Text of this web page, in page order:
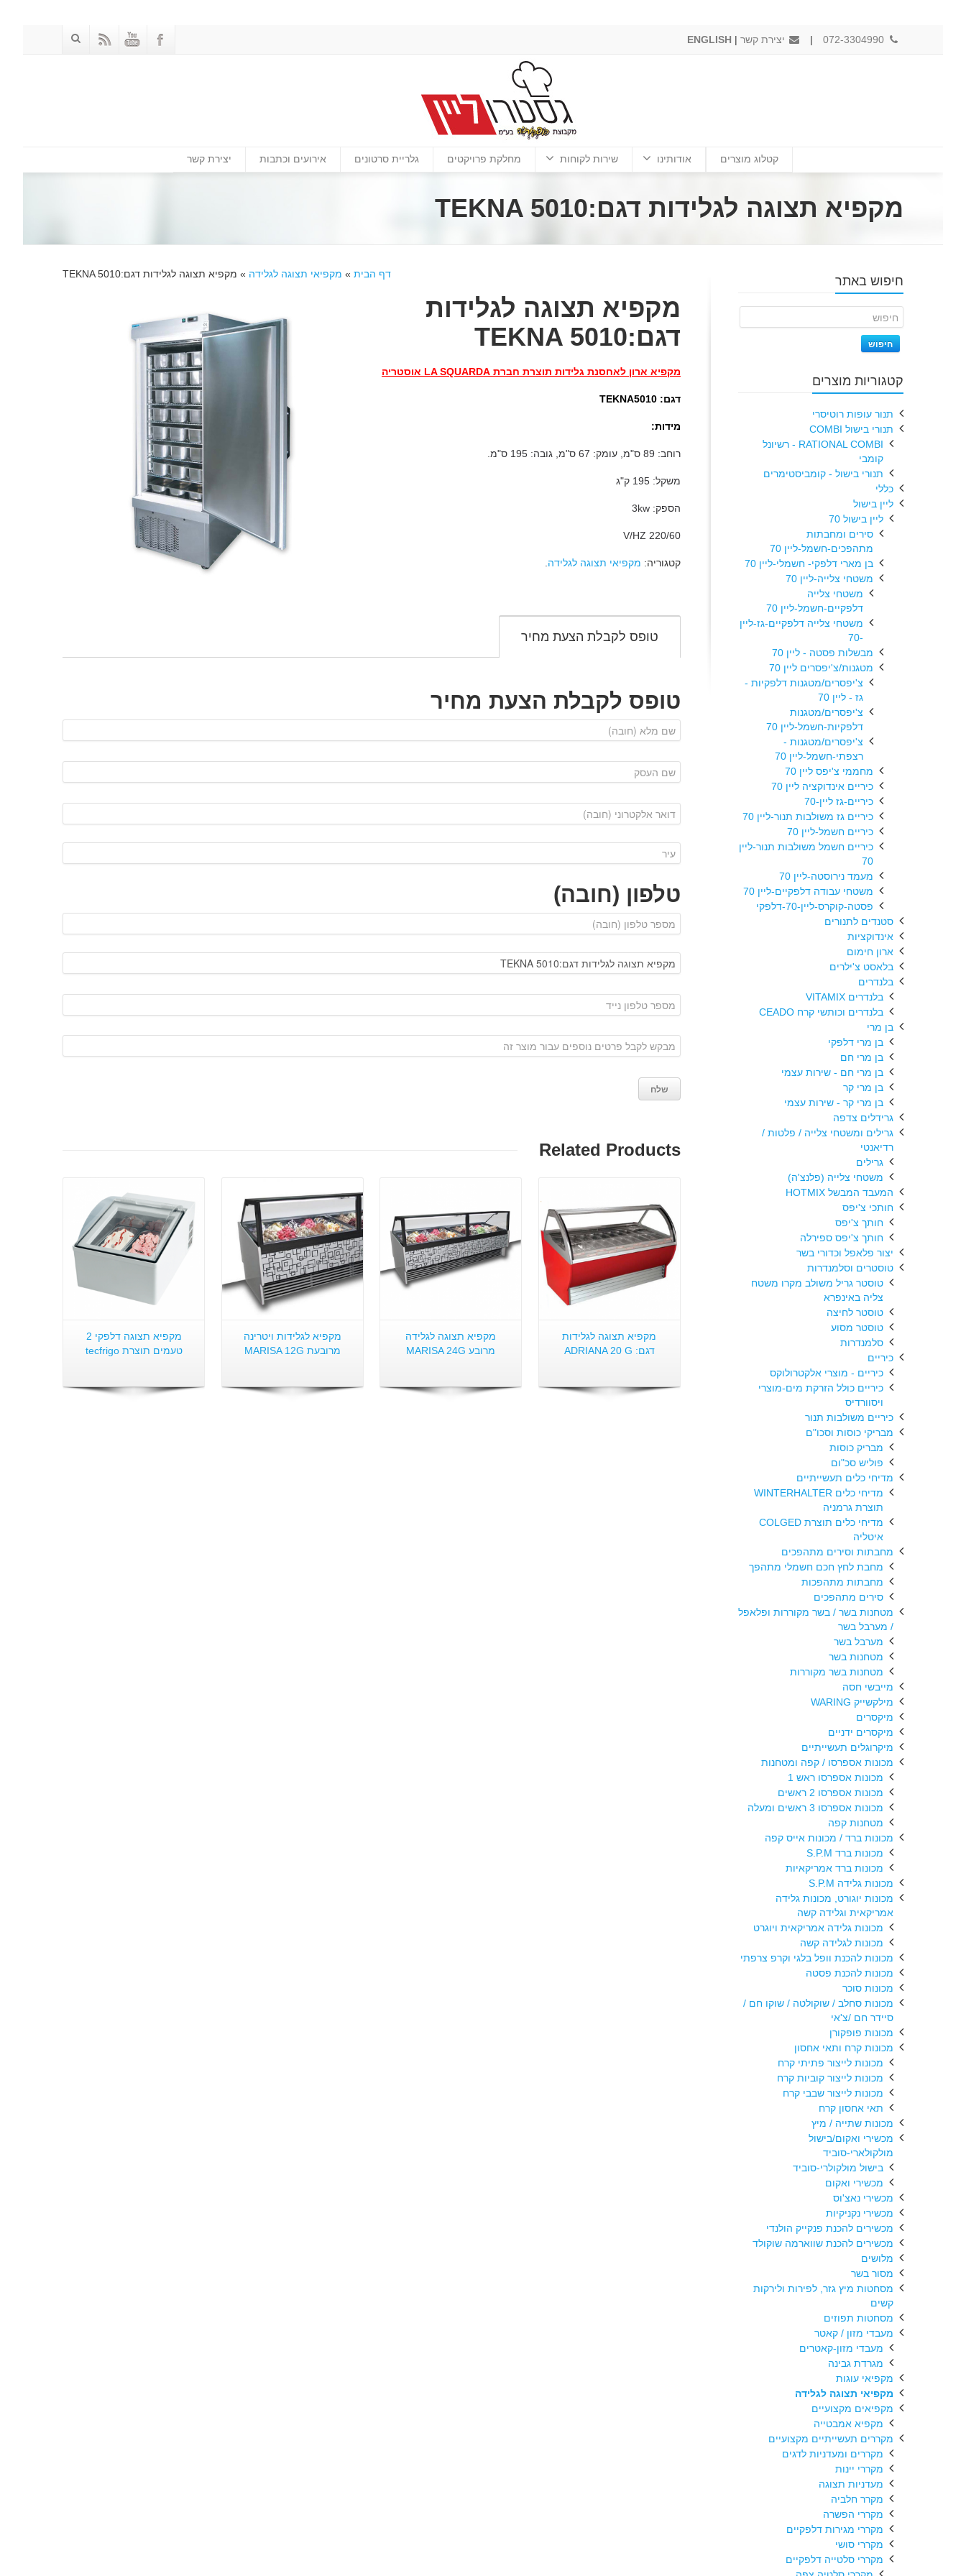
| יצירת קשר |
ENGLISH
קטלוג מוצרים אודותינו שירות לקוחות מחלקת פרויקטים גלריית סרטונים אירועים וכתבות יצירת קשר
מקפיא תצוגה לגלידות דגם:TEKNA 5010
דף הבית » מקפיאי תצוגה לגלידה » מקפיא תצוגה לגלידות דגם:TEKNA 5010
מקפיא תצוגה לגלידות
דגם:TEKNA 5010
מקפיא ארון לאחסנת גלידות תוצרת חברת LA SQUARDA אוסטריה
דגם: TEKNA5010
מידות:
רוחב: 89 ס"מ, עומק: 67 ס"מ, גובה: 195 ס"מ.
משקל: 195 ק"ג
הספק: 3kw
V/HZ 220/60
קטגוריה: מקפיאי תצוגה לגלידה
טופס לקבלת הצעת מחיר
טופס לקבלת הצעת מחיר
טלפון (חובה)
Related Products
מקפיא תצוגה דלפקי 2
טעמים תוצרת tecfrigo
מקפיא לגלידות ויטרינה
מרובעת MARISA 12G
מקפיא תצוגה לגלידה
מרובע MARISA 24G
מקפיא תצוגה לגלידות
דגם: ADRIANA 20 G
חיפוש באתר
חיפוש
קטגוריות מוצרים
תנור עופות רוטיסרי
תנורי בישול COMBI
RATIONAL COMBI - רשיונל
קומבי
תנורי בישול - קומביסטימרים
כללי
ליין בישול
ליין בישול 70
סירים ומחבתות
מתהפכים-חשמל-ליין 70
בן מארי דלפקי- חשמלי-ליין 70
משטחי צלייה-ליין 70
משטחי צלייה
דלפקיים-חשמל-ליין 70
משטחי צלייה דלפקיים-גז-ליין
-70
מבשלות פסטה - ליין 70
מטגנות/צ'יפסרים ליין 70
צ'יפסרים/מטגנות דלפקיות -
גז - ליין 70
צ'יפסרים/מטגנות
דלפקיות-חשמל-ליין 70
צ'יפסרים/מטגנות -
רצפתי-חשמל-ליין 70
מחממי צ'יפס ליין 70
כיריים אינדוקציה ליין 70
כיריים-גז ליין-70
כיריים גז משולבות תנור-ליין 70
כיריים חשמל-ליין 70
כיריים חשמל משולבות תנור-ליין
70
מעמד נירוסטה-ליין 70
משטחי עבודה דלפקיים-ליין 70
פסטה-קוקרס-ליין-70-דלפקי
סטנדים לתנורים
אינדוקציות
ארון חימום
בלאסט צ'ילרים
בלנדרים
בלנדרים VITAMIX
בלנדרים וכותשי קרח CEADO
בן מרי
בן מרי דלפקי
בן מרי חם
בן מרי חם - שירות עצמי
בן מרי קר
בן מרי קר - שירות עצמי
גרידלים צדפה
גרילים ומשטחי צלייה / פלטות /
רדיאנטי
גרילים
משטחי צלייה (פלנצ'ה)
המעבד המבשל HOTMIX
חותכי צ'יפס
חותך צ'יפס
חותך צ'יפס ספירלה
יצור פלאפל וכדורי בשר
טוסטרים וסלמנדרות
טוסטר גריל משולב מקרו משטח
צליה באינפרא
טוסטר לחיצה
טוסטר מסוע
סלמנדרות
כיריים
כיריים - מוצרי אלקטרולוקס
כיריים כולל הזרקת מים-מוצרי
ויסוורדיס
כיריים משולבות תנור
מבריקי כוסות וסכו"ם
מבריק כוסות
פוליש סכ"ום
מדיחי כלים תעשייתיים
מדיחי כלים WINTERHALTER
תוצרת גרמניה
מדיחי כלים תוצרת COLGED
איטליה
מחבתות וסירים מתהפכים
מחבת לחץ חכם חשמלי מתהפך
מחבתות מתהפכות
סירים מתהפכים
מטחנות בשר / בשר מקוררות ופלאפל
/ מערבל בשר
מערבל בשר
מטחנות בשר
מטחנות בשר מקוררות
מייבשי חסה
מילקשייק WARING
מיקסרים
מיקסרים ידניים
מיקרוגלים תעשייתיים
מכונות אספרסו / קפה ומטחנות
מכונות אספרסו ראש 1
מכונות אספרסו 2 ראשים
מכונות אספרסו 3 ראשים ומעלה
מטחנות קפה
מכונות ברד / מכונות אייס קפה
מכונות ברד S.P.M
מכונות ברד אמריקאיות
מכונות גלידה S.P.M
מכונות יוגורט, מכונות גלידה
אמריקאית וגלידה קשה
מכונות גלידה אמריקאית ויוגרט
מכונות לגלידה קשה
מכונות להכנת וופל בלגי וקרפ צרפתי
מכונות להכנת פסטה
מכונות סוכר
מכונות סחלב / שוקולטה / שוקו חם /
סיידר חם /צ'אי
מכונות פופקורן
מכונות קרח ותאי אחסון
מכונות לייצור פתיתי קרח
מכונות לייצור קוביות קרח
מכונות לייצור שבבי קרח
תאי אחסון קרח
מכונות שתייה / מיץ
מכשירי ואקום/בישול
מולקולארי-סוביד
בישול מולקולרי-סוביד
מכשירי ואקום
מכשירי נאצ'וס
מכשירי נקניקיות
מכשירים להכנת פנקייק הולנדי
מכשירים להכנת שווארמה שוקולד
מלושים
מסור בשר
מסחטות מיץ גזר, לפירות ולירקות
קשים
מסחטות תפוזים
מעבדי מזון / קאטר
מעבדי מזון-קאטרים
מגרדת גבינה
מקפיאי עוגות
מקפיאי תצוגה לגלידה
מקפיאים מקצועיים
מקפיא אמבטייה
מקררים תעשייתיים מקצועיים
מקררים ומעדניות לדגים
מקררי יינות
מעדניות תצוגה
מקרר חלביה
מקררי הפשרה
מקררי מגירות דלפקיים
מקררי סושי
מקררי סלטייה דלפקיים